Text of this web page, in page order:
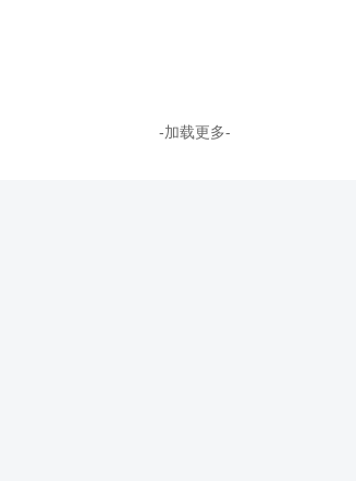
-加载更多-